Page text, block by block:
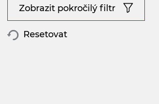
Zobrazit pokročilý filtr
Resetovat